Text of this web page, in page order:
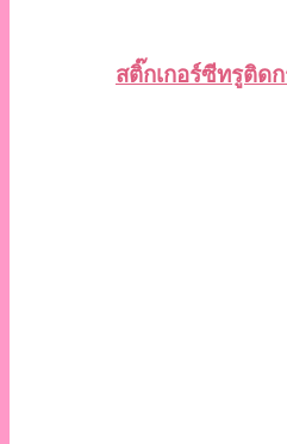
สติ๊กเกอร์ซีทรูติด